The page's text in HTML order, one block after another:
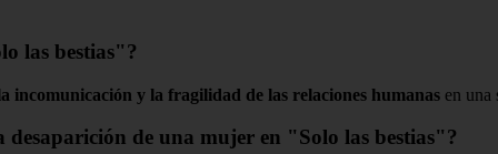
las bestias"?
incomunicación y la fragilidad de las relaciones humanas en una
de una mujer en "Solo las bestias"?